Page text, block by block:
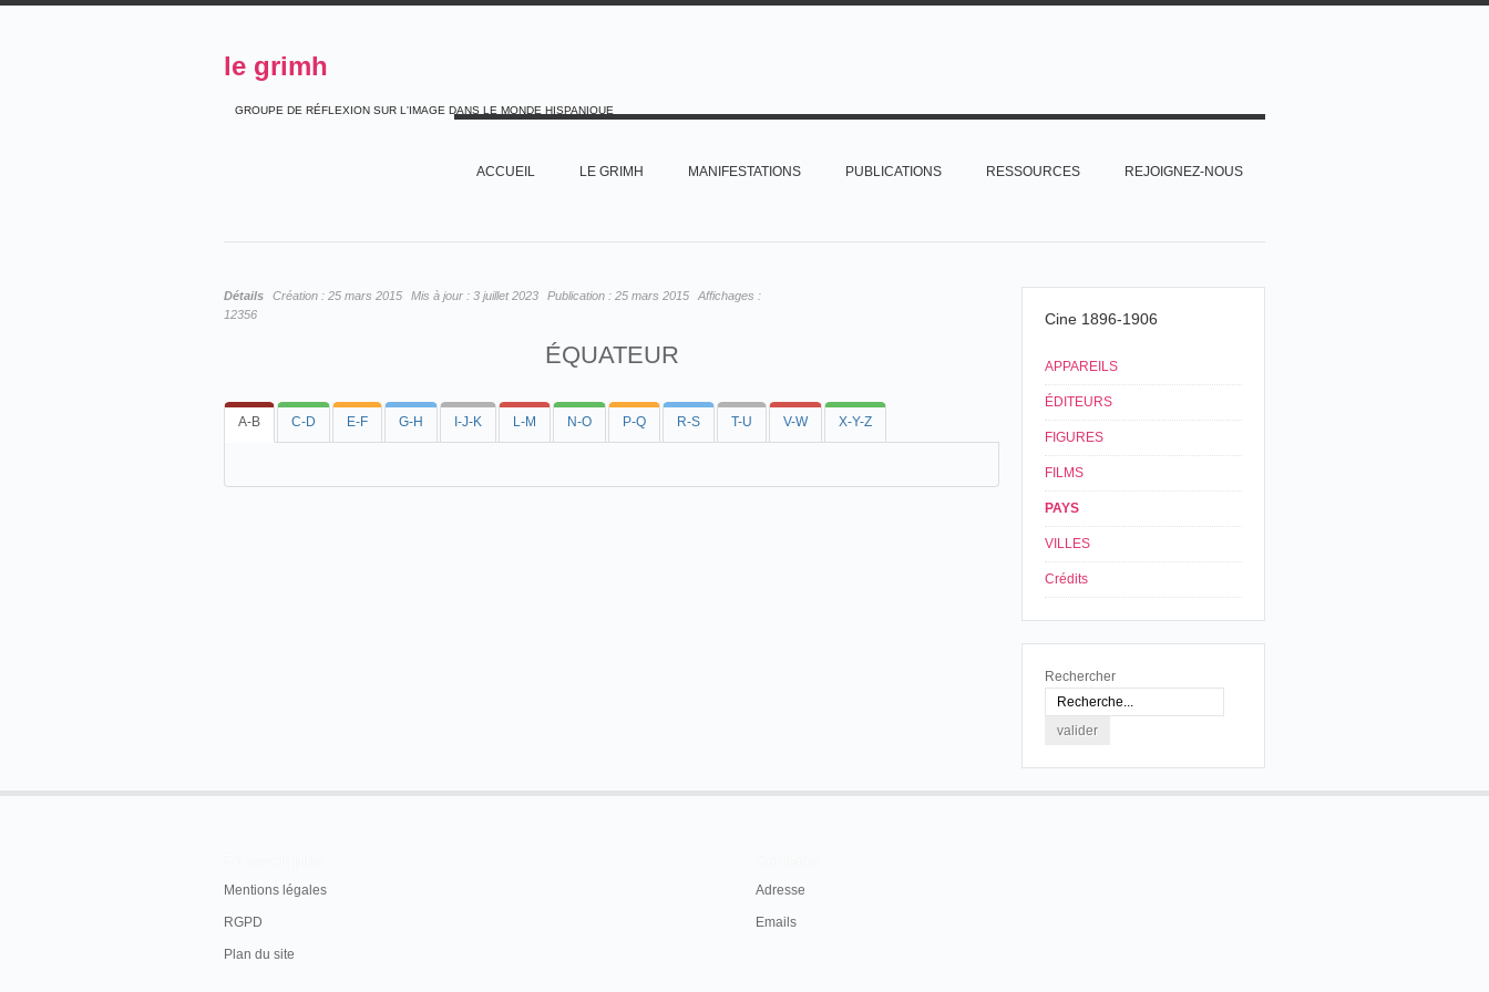
le grimh
GROUPE DE RÉFLEXION SUR L'IMAGE DANS LE MONDE HISPANIQUE
ACCUEIL LE GRIMH MANIFESTATIONS PUBLICATIONS RESSOURCES REJOIGNEZ-NOUS
Détails Création : 25 mars 2015 Mis à jour : 3 juillet 2023 Publication : 25 mars 2015
Affichages :
12356
ÉQUATEUR
A-B C-D E-F G-H I-J-K L-M N-O P-Q R-S T-U V-W X-Y-Z
Cine 1896-1906
APPAREILS
ÉDITEURS
FIGURES
FILMS
PAYS
VILLES
Crédits
Rechercher
Mentions légales
RGPD
Plan du site
Adresse
Emails